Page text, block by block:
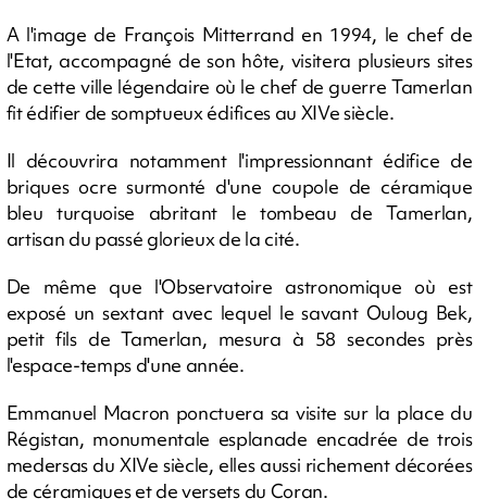
A l'image de François Mitterrand en 1994, le chef de
l'Etat, accompagné de son hôte, visitera plusieurs sites
de cette ville légendaire où le chef de guerre Tamerlan
fit édifier de somptueux édifices au XIVe siècle.
Il découvrira notamment l'impressionnant édifice de
briques ocre surmonté d'une coupole de céramique
bleu turquoise abritant le tombeau de Tamerlan,
artisan du passé glorieux de la cité.
De même que l'Observatoire astronomique où est
exposé un sextant avec lequel le savant Ouloug Bek,
petit fils de Tamerlan, mesura à 58 secondes près
l'espace-temps d'une année.
Emmanuel Macron ponctuera sa visite sur la place du
Régistan, monumentale esplanade encadrée de trois
medersas du XIVe siècle, elles aussi richement décorées
de céramiques et de versets du Coran.